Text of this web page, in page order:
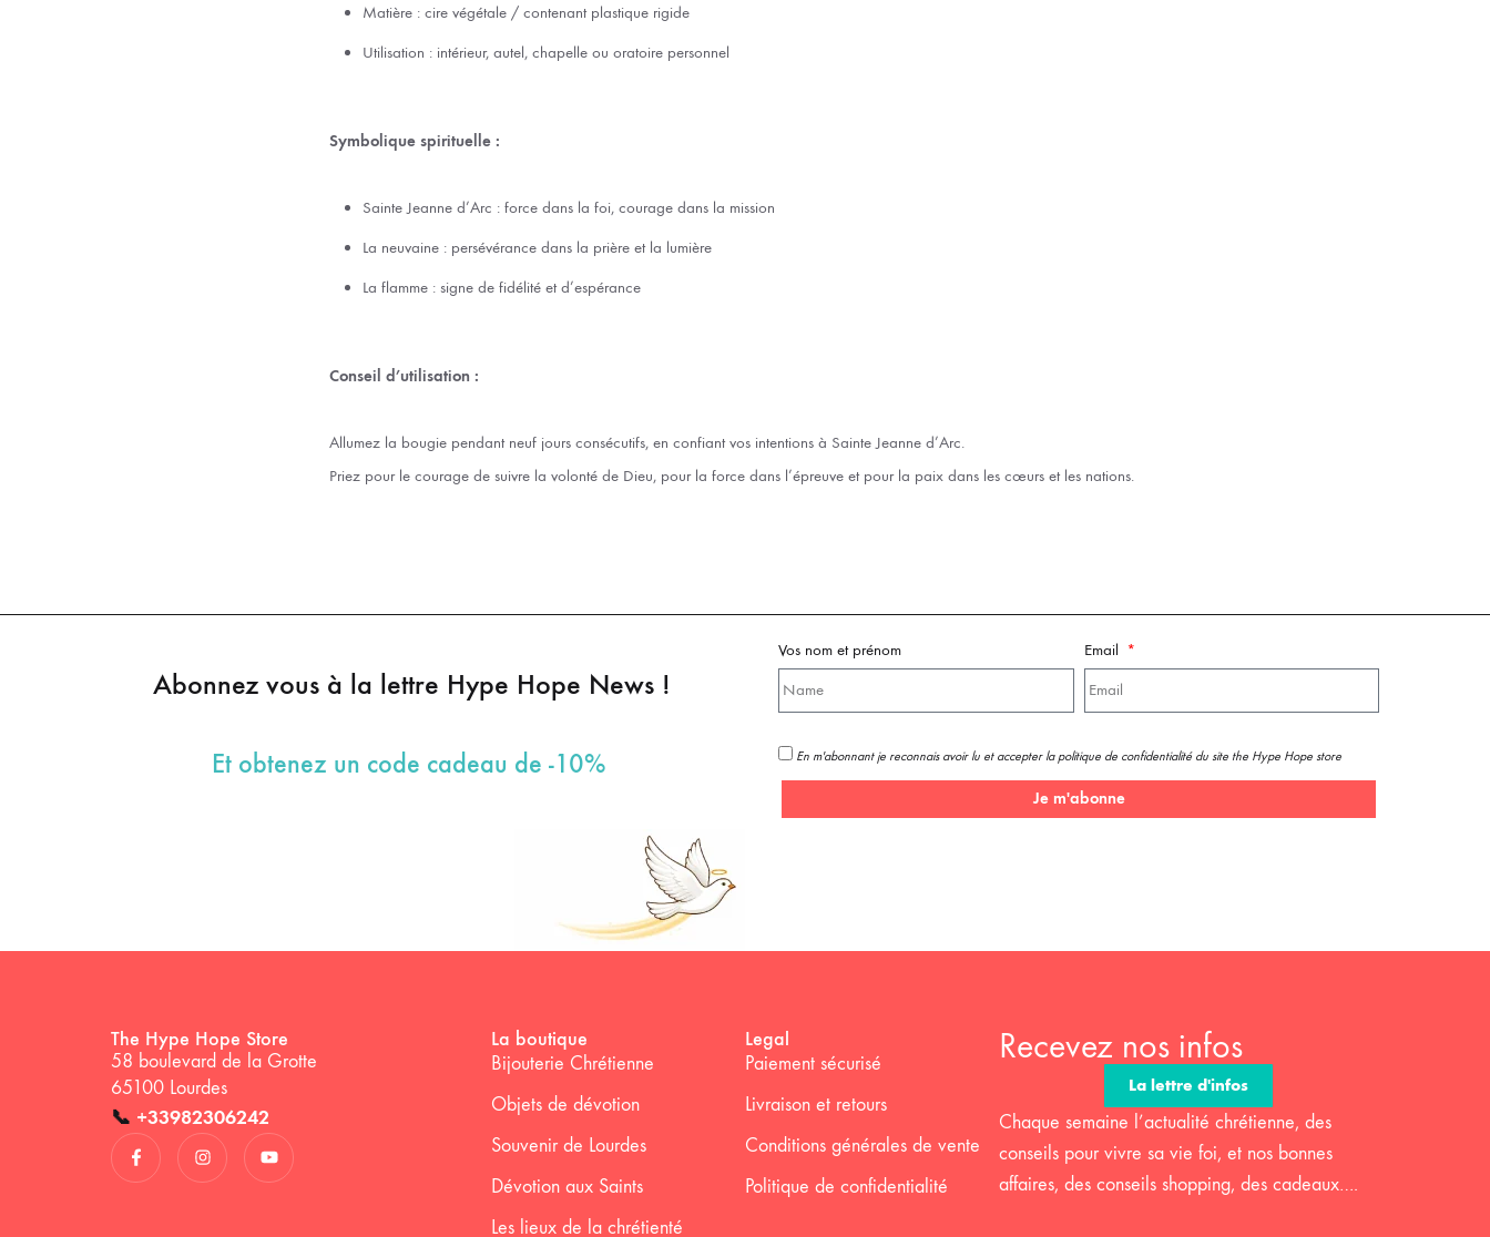
Matière : cire végétale / contenant plastique rigide
Utilisation : intérieur, autel, chapelle ou oratoire personnel
Symbolique spirituelle :
Sainte Jeanne d’Arc : force dans la foi, courage dans la mission
La neuvaine : persévérance dans la prière et la lumière
La flamme : signe de fidélité et d’espérance
Conseil d’utilisation :
Allumez la bougie pendant neuf jours consécutifs, en confiant vos intentions à Sainte Jeanne d’Arc.
Priez pour le courage de suivre la volonté de Dieu, pour la force dans l’épreuve et pour la paix dans les cœurs et les nations.
Abonnez vous à la lettre Hype Hope News !
Et obtenez un code cadeau de -10%
Vos nom et prénom Email
En m'abonnant je reconnais avoir lu et accepter la politique de confidentialité du site the Hype Hope store
Je m'abonne
The Hype Hope Store
58 boulevard de la Grotte
65100 Lourdes
📞 +33982306242
La boutique
Bijouterie Chrétienne
Objets de dévotion
Souvenir de Lourdes
Dévotion aux Saints
Les lieux de la chrétienté
Legal
Paiement sécurisé
Livraison et retours
Conditions générales de vente
Politique de confidentialité
Recevez nos infos
La lettre d'infos
Chaque semaine l’actualité chrétienne, des
conseils pour vivre sa vie foi, et nos bonnes
affaires, des conseils shopping, des cadeaux….